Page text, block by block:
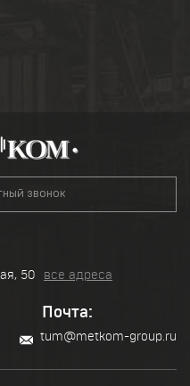
звонок
50 все адреса
Почта:
tum@metkom-group.ru